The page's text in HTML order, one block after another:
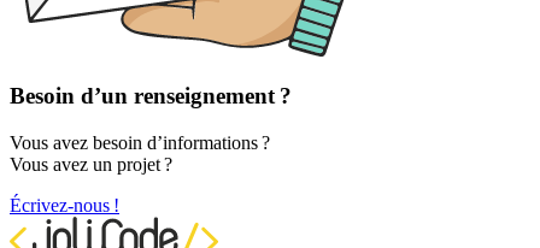
Besoin d’un renseignement ?
Vous avez besoin d’informations ?
Vous avez un projet ?
Écrivez-nous !